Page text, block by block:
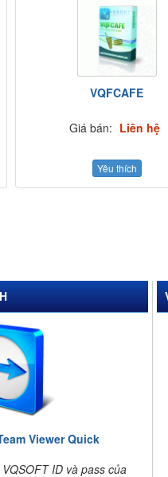
VQFCAFE
Giá bán: Liên hệ
Yêu thích
Viewer Quick
ID và pass của